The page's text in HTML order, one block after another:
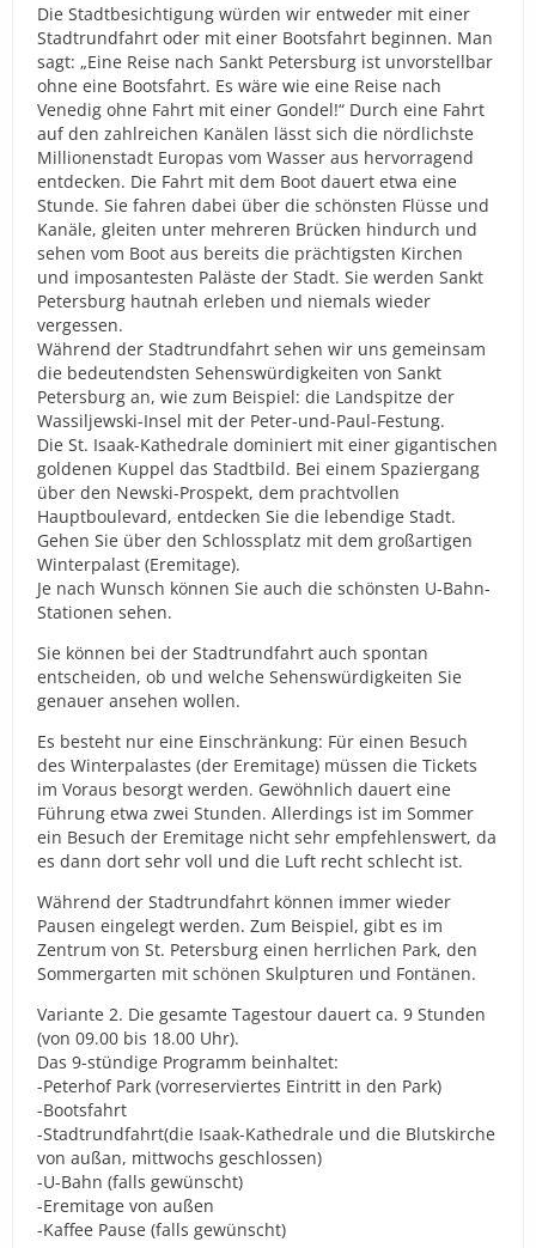
Die Stadtbesichtigung würden wir entweder mit einer
Stadtrundfahrt oder mit einer Bootsfahrt beginnen. Man
sagt: „Eine Reise nach Sankt Petersburg ist unvorstellbar
ohne eine Bootsfahrt. Es wäre wie eine Reise nach
Venedig ohne Fahrt mit einer Gondel!“ Durch eine Fahrt
auf den zahlreichen Kanälen lässt sich die nördlichste
Millionenstadt Europas vom Wasser aus hervorragend
entdecken. Die Fahrt mit dem Boot dauert etwa eine
Stunde. Sie fahren dabei über die schönsten Flüsse und
Kanäle, gleiten unter mehreren Brücken hindurch und
sehen vom Boot aus bereits die prächtigsten Kirchen
und imposantesten Paläste der Stadt. Sie werden Sankt
Petersburg hautnah erleben und niemals wieder
vergessen.
Während der Stadtrundfahrt sehen wir uns gemeinsam
die bedeutendsten Sehenswürdigkeiten von Sankt
Petersburg an, wie zum Beispiel: die Landspitze der
Wassiljewski-Insel mit der Peter-und-Paul-Festung.
Die St. Isaak-Kathedrale dominiert mit einer gigantischen
goldenen Kuppel das Stadtbild. Bei einem Spaziergang
über den Newski-Prospekt, dem prachtvollen
Hauptboulevard, entdecken Sie die lebendige Stadt.
Gehen Sie über den Schlossplatz mit dem großartigen
Winterpalast (Eremitage).
Je nach Wunsch können Sie auch die schönsten U-Bahn-
Stationen sehen.
Sie können bei der Stadtrundfahrt auch spontan
entscheiden, ob und welche Sehenswürdigkeiten Sie
genauer ansehen wollen.
Es besteht nur eine Einschränkung: Für einen Besuch
des Winterpalastes (der Eremitage) müssen die Tickets
im Voraus besorgt werden. Gewöhnlich dauert eine
Führung etwa zwei Stunden. Allerdings ist im Sommer
ein Besuch der Eremitage nicht sehr empfehlenswert, da
es dann dort sehr voll und die Luft recht schlecht ist.
Während der Stadtrundfahrt können immer wieder
Pausen eingelegt werden. Zum Beispiel, gibt es im
Zentrum von St. Petersburg einen herrlichen Park, den
Sommergarten mit schönen Skulpturen und Fontänen.
Variante 2. Die gesamte Tagestour dauert ca. 9 Stunden
(von 09.00 bis 18.00 Uhr).
Das 9-stündige Programm beinhaltet:
-Peterhof Park (vorreserviertes Eintritt in den Park)
-Bootsfahrt
-Stadtrundfahrt(die Isaak-Kathedrale und die Blutskirche
von außan, mittwochs geschlossen)
-U-Bahn (falls gewünscht)
-Eremitage von außen
-Kaffee Pause (falls gewünscht)